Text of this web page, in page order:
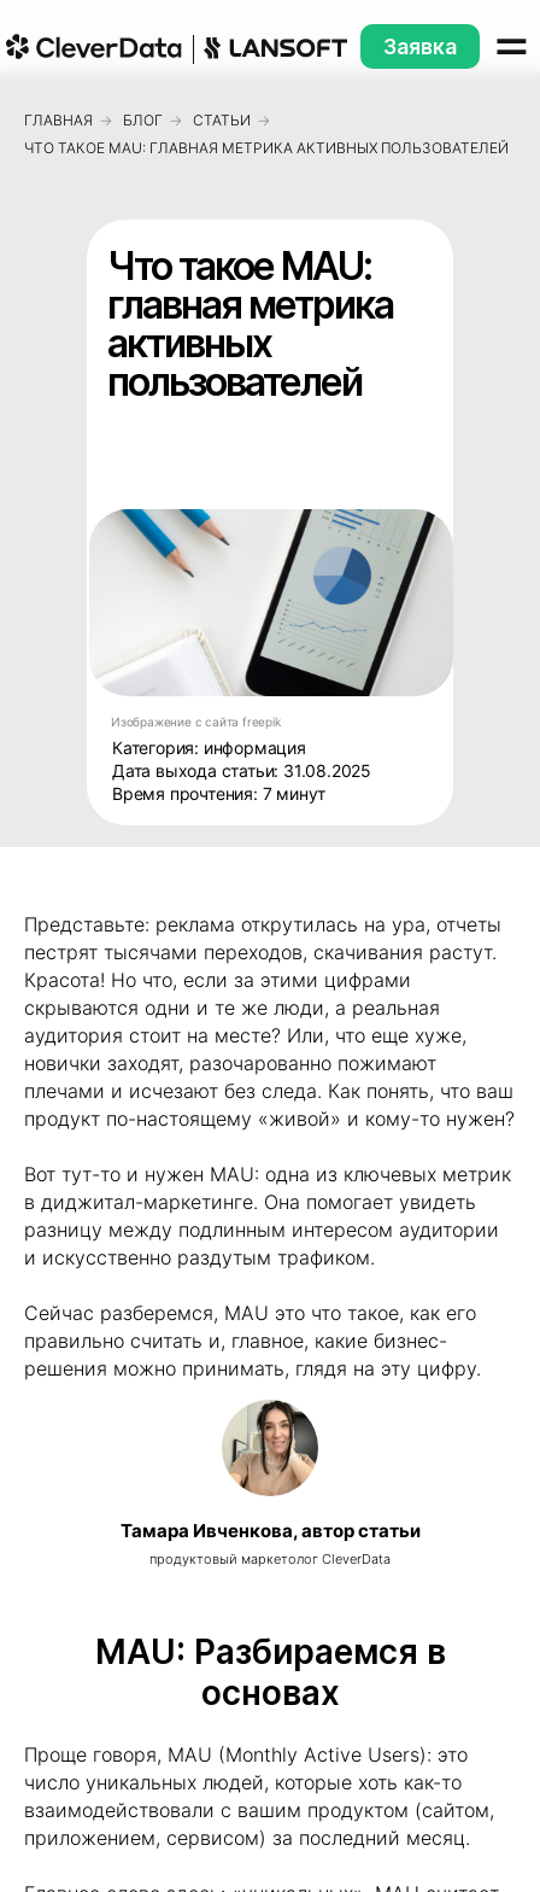
Заявка
ГЛАВНАЯ → БЛОГ → СТАТЬИ →
ЧТО ТАКОЕ MAU: ГЛАВНАЯ МЕТРИКА АКТИВНЫХ ПОЛЬЗОВАТЕЛЕЙ
Что такое MAU:
главная метрика
активных
пользователей
Категория: информация
Дата выхода статьи: 31.08.2025
Время прочтения: 7 минут
Изображение с сайта freepik
Представьте: реклама открутилась на ура, отчеты
пестрят тысячами переходов, скачивания растут.
Красота! Но что, если за этими цифрами
скрываются одни и те же люди, а реальная
аудитория стоит на месте? Или, что еще хуже,
новички заходят, разочарованно пожимают
плечами и исчезают без следа. Как понять, что ваш
продукт по-настоящему «живой» и кому-то нужен?
Вот тут-то и нужен MAU: одна из ключевых метрик
в диджитал-маркетинге. Она помогает увидеть
разницу между подлинным интересом аудитории
и искусственно раздутым трафиком.
Сейчас разберемся, MAU это что такое, как его
правильно считать и, главное, какие бизнес-
решения можно принимать, глядя на эту цифру.
Тамара Ивченкова, автор статьи
продуктовый маркетолог CleverData
MAU: Разбираемся в
основах
Проще говоря, MAU (Monthly Active Users): это
число уникальных людей, которые хоть как-то
взаимодействовали с вашим продуктом (сайтом,
приложением, сервисом) за последний месяц.